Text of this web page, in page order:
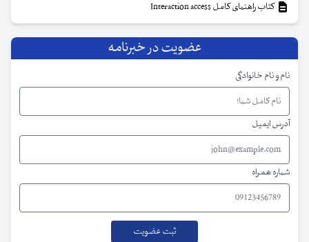
کتاب راهنمای کامل Interaction access
عضویت در خبرنامه
نام و نام خانوادگی
آدرس ایمیل
شماره همراه